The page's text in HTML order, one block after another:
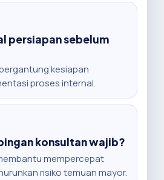
persiapan sebelum
kesiapan
proses internal.
konsultan wajib?
mempercepat
risiko temuan mayor.